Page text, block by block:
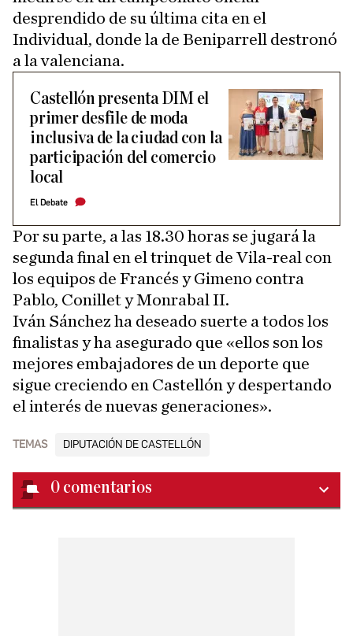
desprendido de su última cita en el
Individual, donde la de Beniparrell destronó
a la valenciana.
Castellón presenta DIM el
primer desfile de moda
inclusiva de la ciudad con la
participación del comercio
local
El Debate
Por su parte, a las 18.30 horas se jugará la
segunda final en el trinquet de Vila-real con
los equipos de Francés y Gimeno contra
Pablo, Conillet y Monrabal II.
Iván Sánchez ha deseado suerte a todos los
finalistas y ha asegurado que «ellos son los
mejores embajadores de un deporte que
sigue creciendo en Castellón y despertando
el interés de nuevas generaciones».
TEMAS DIPUTACIÓN DE CASTELLÓN
0 comentarios